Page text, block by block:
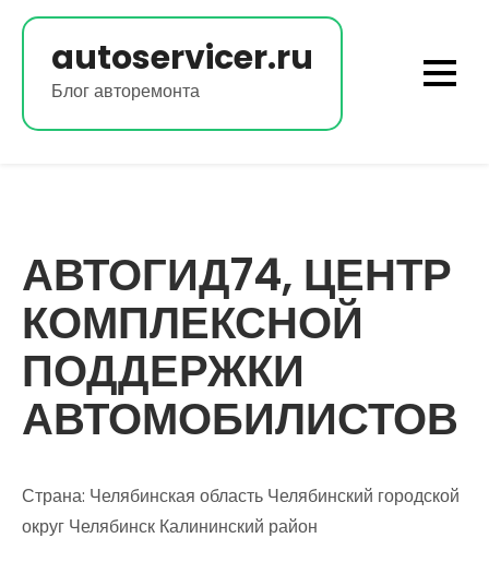
Перейти
содержимомуautoservicer.ru
Блог авторемонта
АВТОГИД74, ЦЕНТР
КОМПЛЕКСНОЙ
ПОДДЕРЖКИ
АВТОМОБИЛИСТОВ
Страна: Челябинская область Челябинский городской
округ Челябинск Калининский район